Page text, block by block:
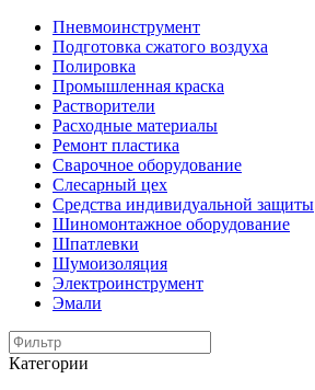
Пневмоинструмент
Подготовка сжатого воздуха
Полировка
Промышленная краска
Растворители
Расходные материалы
Ремонт пластика
Сварочное оборудование
Слесарный цех
Средства индивидуальной защиты
Шиномонтажное оборудование
Шпатлевки
Шумоизоляция
Электроинструмент
Эмали
Категории